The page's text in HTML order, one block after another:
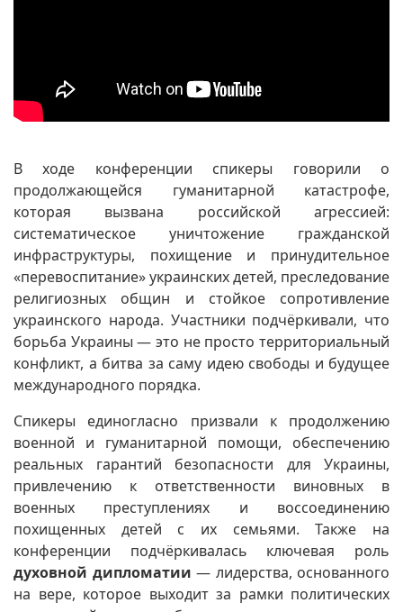
В ходе конференции спикеры говорили о
продолжающейся гуманитарной катастрофе,
которая вызвана российской агрессией:
систематическое уничтожение гражданской
инфраструктуры, похищение и принудительное
«перевоспитание» украинских детей, преследование
религиозных общин и стойкое
сопротивление
украинского народа. Участники подчёркивали, что
борьба Украины — это не просто территориальный
конфликт, а битва за саму идею свободы и будущее
международного порядка.
Спикеры единогласно призвали к продолжению
военной и гуманитарной помощи, обеспечению
реальных гарантий безопасности для Украины,
привлечению к ответственности виновных в
военных преступлениях и воссоединению
похищенных детей с их семьями. Также на
конференции подчёркивалась ключевая роль
духовной дипломатии — лидерства, основанного
на вере, которое выходит за рамки политических